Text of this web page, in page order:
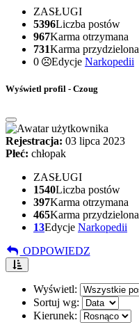
ZASŁUGI
5396Liczba postów
967Karma otrzymana
731Karma przydzielona
0
Edycje Narkopedii
Wyświetl profil - Czoug
Rejestracja: 03 lipca 2023
Płeć: chłopak
ZASŁUGI
1540Liczba postów
397Karma otrzymana
465Karma przydzielona
13Edycje Narkopedii
ODPOWIEDZ
Wyświetl:
Sortuj wg:
Kierunek: